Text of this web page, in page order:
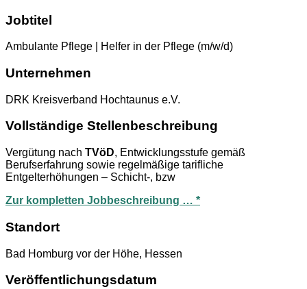
Jobtitel
Ambulante Pflege | Helfer in der Pflege (m/w/d)
Unternehmen
DRK Kreisverband Hochtaunus e.V.
Vollständige Stellenbeschreibung
Vergütung nach TVöD, Entwicklungsstufe gemäß
Berufserfahrung sowie regelmäßige tarifliche
Entgelterhöhungen – Schicht-, bzw
Zur kompletten Jobbeschreibung … *
Standort
Bad Homburg vor der Höhe, Hessen
Veröffentlichungsdatum